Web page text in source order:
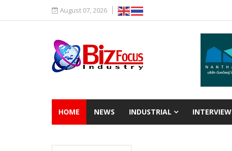
August 07, 2026
HOME NEWS INDUSTRIAL INTERVIEW